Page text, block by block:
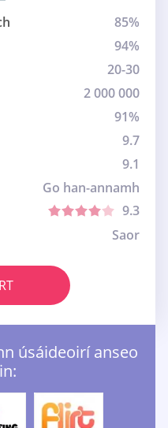
85%
94%
20-30
2 000 000
91%
9.7
9.1
Go han-annamh
9.3
Saor
úsáideoirí anseo